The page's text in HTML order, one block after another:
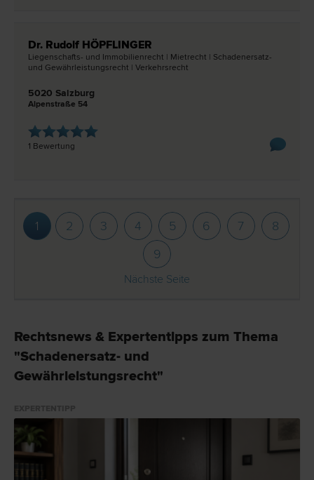
Dr. Rudolf HÖPFLINGER
Liegenschafts- und Immobilien­recht | Miet­recht | Schadenersatz-
und Gewährleistungs­recht | Verkehrs­recht
5020 Salzburg
Alpenstraße 54
1 Bewertung
1 2 3 4 5 6 7
8
9
Nächste Seite
Rechtsnews & Expertentipps zum Thema
"Schadenersatz- und
Gewährleistungsrecht"